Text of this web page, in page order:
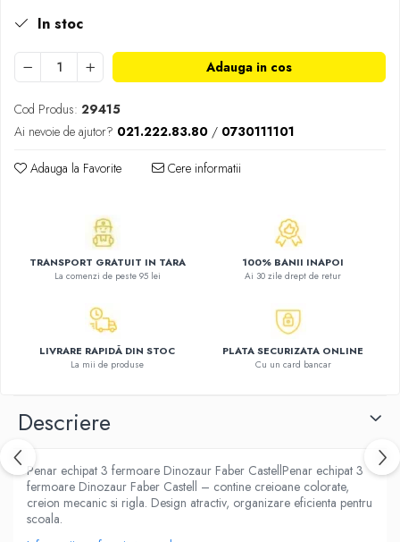
Liceu
Povesti si povestiri
Carti in limba engleza
Carti pentru copii
Activitati si jocuri pentru copii
Benzi desenate
Carti de colorat
Carti pentru copii
Grafice
Povesti pentru copii
Povesti si povestiri
Dictionare si enciclopedii
Atlase, dictionare si enciclopedii
Dictionare de limba romana
Dictionare tematice
Enciclopedii
Diete si fitness
In stoc
Adauga in cos
Cod Produs: 29415
Ai nevoie de ajutor? 021.222.83.80 / 0730111101
Adauga la Favorite Cere informatii
TRANSPORT GRATUIT IN TARA
La comenzi de peste 95 lei
100% BANII INAPOI
Ai 30 zile drept de retur
LIVRARE RAPIDĂ DIN STOC
La mii de produse
PLATA SECURIZATA ONLINE
Cu un card bancar
Descriere
Penar echipat 3 fermoare Dinozaur Faber CastellPenar echipat 3
fermoare Dinozaur Faber Castell – contine creioane colorate,
creion mecanic si rigla. Design atractiv, organizare eficienta pentru
scoala.